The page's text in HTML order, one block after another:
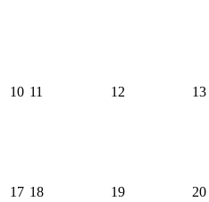
10 11 12 13
17 18 19 20